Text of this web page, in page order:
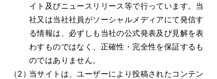
イト及びニュースリリース等で行っています。当
社又は当社社員がソーシャルメディアにて発信す
る情報は、必ずしも当社の公式発表及び見解を表
わすものではなく、正確性・完全性を保証するも
のではありません。
（2）当サイトは、ユーザーにより投稿されたコンテン